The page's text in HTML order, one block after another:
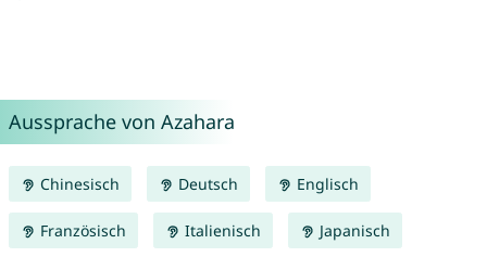
Aussprache von Azahara
Chinesisch Deutsch Englisch
Französisch Italienisch Japanisch